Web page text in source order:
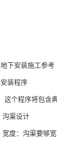
地下安装施工参考
安装程序
这个程序将包含
沟渠设计
宽度：沟渠要够